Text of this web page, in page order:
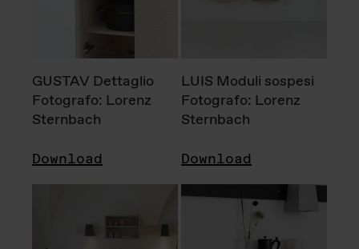
GUSTAV Dettaglio
Fotografo: Lorenz
Sternbach
Download
LUIS Moduli sospesi
Fotografo: Lorenz
Sternbach
Download